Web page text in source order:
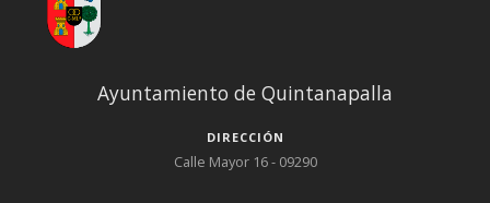
Ayuntamiento de Quintanapalla
DIRECCIÓN
Calle Mayor 16 - 09290